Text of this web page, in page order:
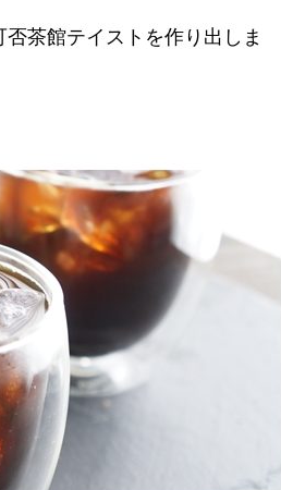
茶館テイストを作り出しま